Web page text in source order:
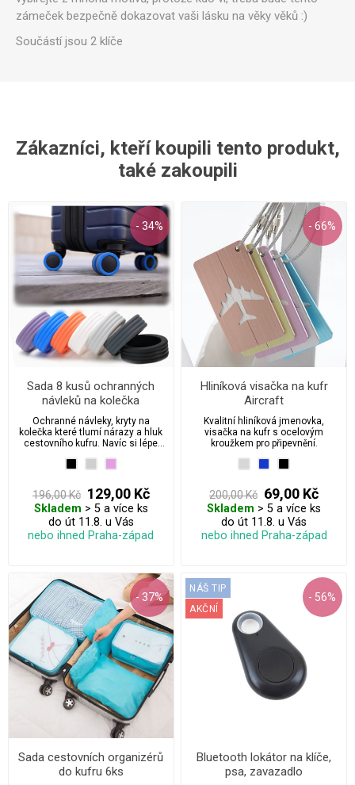
zámeček bezpečně dokazovat vaši lásku na věky věků :)
Součástí jsou 2 klíče
Zákazníci, kteří koupili tento produkt,
také zakoupili
- 34%
Sada 8 kusů ochranných
návleků na kolečka
cestovního kufru
Ochranné návleky, kryty na
kolečka které tlumí nárazy a hluk
cestovního kufru. Navíc si lépe
196,00 Kč 129,00 Kč
Skladem > 5 a více ks
do út 11.8. u Vás
nebo ihned Praha-západ
- 66%
Hliníková visačka na kufr
Aircraft
Kvalitní hliníková jmenovka,
visačka na kufr s ocelovým
kroužkem pro připevnění.
200,00 Kč 69,00 Kč
Skladem > 5 a více ks
do út 11.8. u Vás
nebo ihned Praha-západ
- 37%
Sada cestovních organizérů
do kufru 6ks
- 56%
NÁŠ TIP
AKČNÍ
Bluetooth lokátor na klíče,
psa, zavazadlo